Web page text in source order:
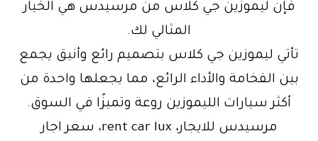
فإن ليموزين جي كلاس من مرسيدس هي الخيار
المثالي لك.
تأتي ليموزين جي كلاس بتصميم رائع وأنيق يجمع
بين الفخامة والأداء الرائع، مما يجعلها واحدة من
أكثر سيارات الليموزين روعة وتميزًا في السوق.
مرسيدس للايجار، rent car lux، سعر اجار